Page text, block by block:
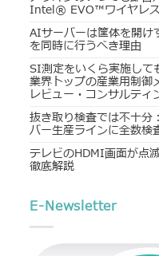
Intel® EVO™ワイヤレ
AIサーバーは筐体を開け
を同時に行うべき理由
SI測定をいくら実施して
業界トップの産業用制御
レビュー・コンサルティ
抜き取り検査では不十分
バー生産ラインに全数検
テレビのHDMI画面が点
徹底解説
E-Newsletter